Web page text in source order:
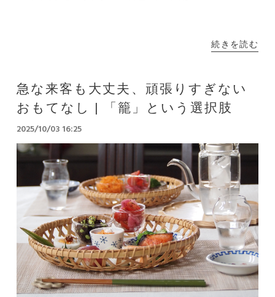
続きを読む
急な来客も大丈夫、頑張りすぎない
おもてなし | 「籠」という選択肢
2025/10/03 16:25